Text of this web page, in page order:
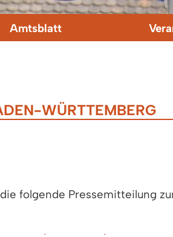
Amtsblatt
WÜRTTEMBERG
folgende Pressemitteilung